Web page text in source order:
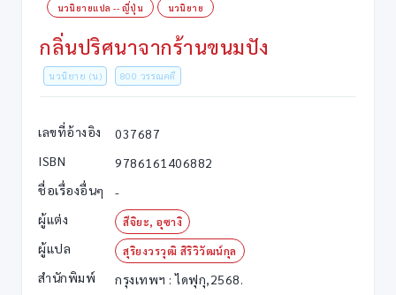
นวนิยายแปล -- ญี่ปุ่น นวนิยาย
กลิ่นปริศนาจากร้านขนมปัง
นวนิยาย (น) 800 วรรณคดี
เลขที่อ้างอิง
037687
ISBN
9786161406882
ชื่อเรื่องอื่นๆ
-
ผู้แต่ง
สึจิยะ, อุซางิ
ผู้แปล สุริยงวรวุฒิ สิริวิวัฒน์กุล
สำนักพิมพ์
กรุงเทพฯ : ไดฟุกุ,2568.